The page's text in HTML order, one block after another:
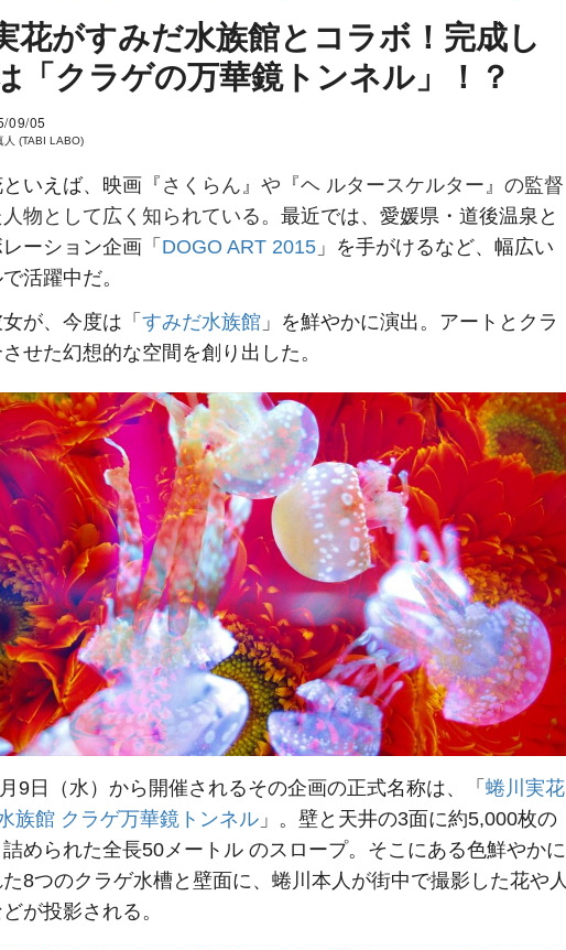
花がすみだ水族館とコラボ！完成し
「クラゲの万華鏡トンネル」！？
09/05
人 (TABI LABO)
いえば、映画 『さくらん』や『ヘ ルタースケルター』の監督
物として広く知られている。 最近では、愛媛県・道後温泉と
ーション企画「 DOGO ART 2015 」を手がけるなど、幅広い
活躍中だ。
が、今度は「 すみだ水族館 」を鮮やかに演出。アートとクラ
せた幻想的な空間を創り出した。
9日（水）から開催されるその企画の正式名称は、「 蜷川実花
族館 クラゲ万華鏡トンネル 」。壁と天井の3面に約5,000枚の
められた全長50メートル のスロープ。そこにある色鮮やかに
8つのクラゲ水槽と壁面に、蜷川本人が街中で撮影した花や人
が投影される。